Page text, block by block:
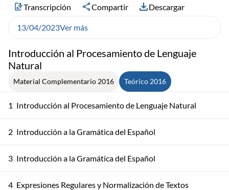
Introducción al Procesamiento de Lenguaje
Natural
Material Complementario 2016 Teórico 2016
1 Introducción al Procesamiento de Lenguaje Natural
2 Introducción a la Gramática del Español
3 Introducción a la Gramática del Español
4 Expresiones Regulares y Normalización de Textos
Transcripción Compartir Descargar
13/04/2023Ver más